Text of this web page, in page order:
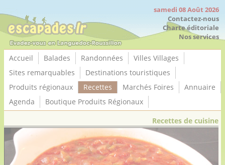
samedi 08 Août 2026
Contactez-nous
Charte éditoriale
Nos services
Accueil Balades Randonnées
Villes Villages
Sites remarquables
Destinations touristiques
Produits régionaux
Recettes Marchés Foires
Annuaire
Agenda
Boutique Produits Régionaux
Recettes de cuisine